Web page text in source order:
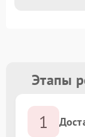
Этапы
1